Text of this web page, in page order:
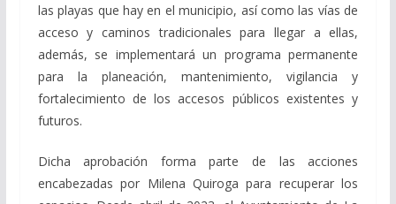
las playas que hay en el municipio, así como las vías de
acceso y caminos tradicionales para llegar a ellas,
además, se implementará un programa permanente
para la planeación, mantenimiento, vigilancia y
fortalecimiento de los accesos públicos existentes y
futuros.
Dicha aprobación forma parte de las acciones
encabezadas por Milena Quiroga para recuperar los